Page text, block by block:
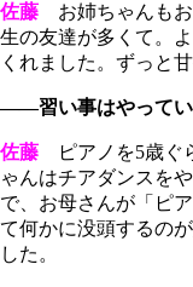
佐藤 お姉ちゃんもお
生の友達が多くて。
くれました。ずっと
――習い事はやってい
佐藤 ピアノを5歳ぐ
ゃんはチアダンスを
で、お母さんが「ピ
て何かに没頭するの
した。